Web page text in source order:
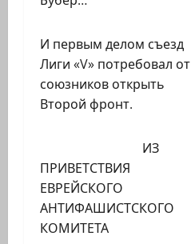
И первым делом съезд
Лиги «V» потребовал от
союзников открыть
Второй фронт.
ИЗ
ПРИВЕТСТВИЯ
ЕВРЕЙСКОГО
АНТИФАШИСТСКОГО
КОМИТЕТА